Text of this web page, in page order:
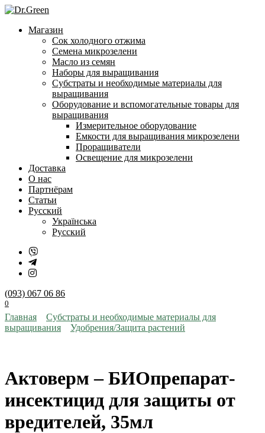
Перейти
содержанию
Магазин
Сок холодного отжима
Семена микрозелени
Масло из семян
Наборы для выращивания
Субстраты и необходимые материалы для
выращивания
Оборудование и вспомогательные товары для
выращивания
Измерительное оборудование
Емкости для выращивания микрозелени
Проращиватели
Освещение для микрозелени
Доставка
О нас
Партнёрам
Статьи
Русский
Українська
Русский
(093) 067 06 86
0
Главная
Субстраты и необходимые материалы для
выращивания
Удобрения/Защита растений
Актоверм – БИОпрепарат-
инсектицид для защиты от
вредителей, 35мл